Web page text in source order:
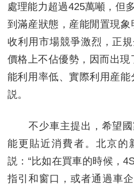
處理能力超過425萬噸，但
到滿産狀態，産能閒置現象
收利用市場競爭激烈，正
價格上不佔優勢，因而出現
能利用率低、實際利用産能
説。
不少車主提出，希望國
能更貼近消費者。北京的
説：“比如在買車的時候，
指引和窗口，或者通過車